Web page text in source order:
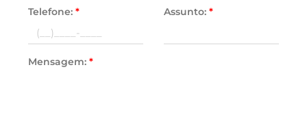
Telefone:* Assunto: *
Mensagem:*